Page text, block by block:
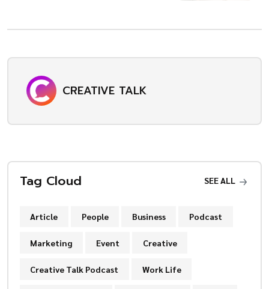
CREATIVE TALK
Tag Cloud SEE ALL
Article People Business Podcast
Marketing Event Creative
Creative Talk Podcast Work Life